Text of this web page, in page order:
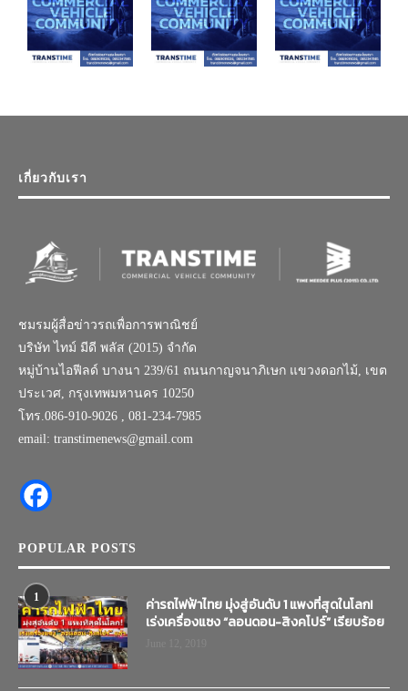
เกี่ยวกับเรา
ชมรมผู้สื่อข่าวรถเพื่อการพาณิชย์
บริษัท ไทม์ มีดี พลัส (2015) จำกัด
หมู่บ้านไอฟีลด์ บางนา 239/61 ถนนกาญจนาภิเษก แขวงดอกไม้, เขต
ประเวศ, กรุงเทพมหานคร 10250
โทร.086-910-9026 , 081-234-7985
email: transtimenews@gmail.com
POPULAR POSTS
1
ค่ารถไฟฟ้าไทย มุ่งสู่อันดับ 1 แพงที่สุดในโลก!
เร่งเครื่องแซง “ลอนดอน-สิงคโปร์” เรียบร้อย